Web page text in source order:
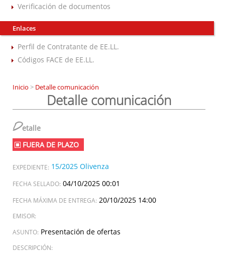
Verificación de documentos
Enlaces
Perfil de Contratante de EE.LL.
Códigos FACE de EE.LL.
Inicio > Detalle comunicación
Detalle comunicación
Detalle
FUERA DE PLAZO
EXPEDIENTE: 15/2025 Olivenza
FECHA SELLADO: 04/10/2025 00:01
FECHA MÁXIMA DE ENTREGA: 20/10/2025 14:00
EMISOR:
ASUNTO: Presentación de ofertas
DESCRIPCIÓN: